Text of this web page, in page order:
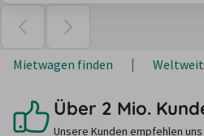
Mietwagen finden Weltweit
Über 2 Mio.
Unsere Kunden empfehlen